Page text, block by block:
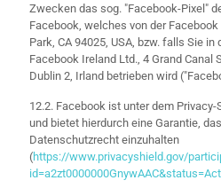
Zwecken das sog. "Facebook-Pixel"
Facebook, welches von der
Park, CA 94025, USA, bzw. falls Sie in
Facebook Ireland Ltd., 4 Grand Canal
Dublin 2, Irland betrieben wird
12.2. Facebook ist unter dem
und bietet hierdurch eine Garantie,
Datenschutzrecht einzuhalten
(https://www.privacyshield.gov/